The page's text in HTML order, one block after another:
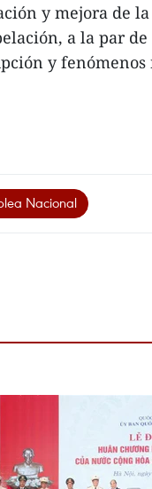
y mejora de
a la par
y fenómenos
Nacional